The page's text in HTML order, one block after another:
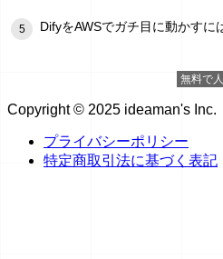
5 DifyをAWSでガチ目に動かすに
無料で
Copyright © 2025 ideaman's Inc.
プライバシーポリシー
特定商取引法に基づく表記